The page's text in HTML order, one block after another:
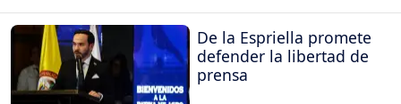
De la Espriella promete
defender la libertad de
prensa